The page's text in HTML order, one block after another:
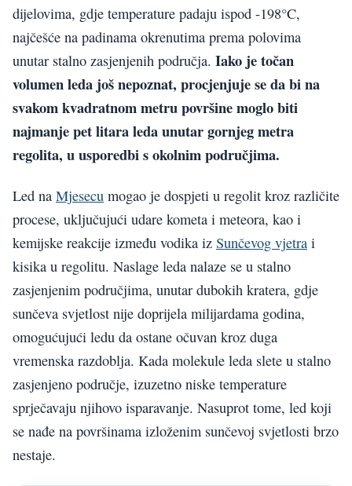
dijelovima, gdje temperature padaju ispod -198°C,
najčešće na padinama okrenutima prema polovima
unutar stalno zasjenjenih područja. Iako je točan
volumen leda još nepoznat, procjenjuje se da bi na
svakom kvadratnom metru površine moglo biti
najmanje pet litara leda unutar gornjeg metra
regolita, u usporedbi s okolnim područjima.
Led na Mjesecu mogao je dospjeti u regolit kroz različite
procese, uključujući udare kometa i meteora, kao i
kemijske reakcije između vodika iz Sunčevog vjetra i
kisika u regolitu. Naslage leda nalaze se u stalno
zasjenjenim područjima, unutar dubokih kratera, gdje
sunčeva svjetlost nije doprijela milijardama godina,
omogućujući ledu da ostane očuvan kroz duga
vremenska razdoblja. Kada molekule leda slete u stalno
zasjenjeno područje, izuzetno niske temperature
sprječavaju njihovo isparavanje. Nasuprot tome, led koji
se nađe na površinama izloženim sunčevoj svjetlosti brzo
nestaje.